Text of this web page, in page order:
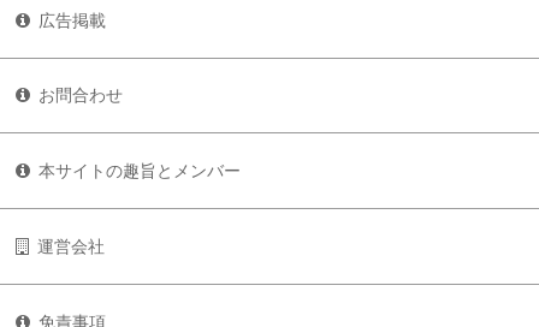
広告掲載
お問合わせ
本サイトの趣旨とメンバー
運営会社
免責事項